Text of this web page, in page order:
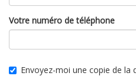
Votre numéro de téléphone
Envoyez-moi une copie de la